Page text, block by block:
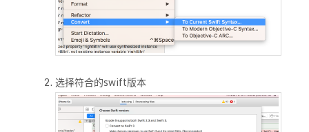
选择符合的swift版本